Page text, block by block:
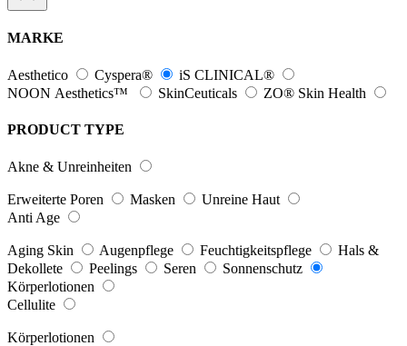
MARKE
Aesthetico Cyspera®
iS CLINICAL®
NOON Aesthetics™
SkinCeuticals ZO® Skin Health
PRODUCT TYPE
Akne & Unreinheiten
Erweiterte Poren Masken
Unreine Haut
Anti Age
Aging Skin Augenpflege Feuchtigkeitspflege
Hals &
Dekollete
Peelings Seren
Sonnenschutz
Körperlotionen
Cellulite
Körperlotionen